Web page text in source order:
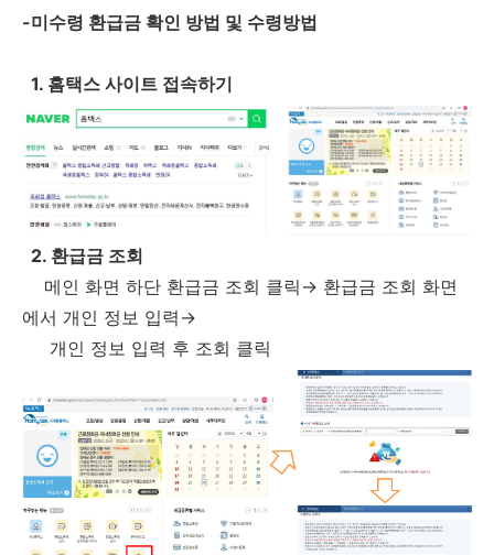
-미수령 환급금 확인 방법 및 수령방법
1. 홈택스 사이트 접속하기
2. 환급금 조회
메인 화면 하단 환급금 조회 클릭→ 환급금 조회 화면
에서 개인 정보 입력→
개인 정보 입력 후 조회 클릭